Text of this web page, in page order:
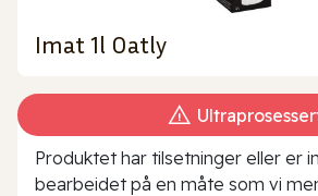
Imat 1l Oatly
Produktet har tilsetninger eller er
bearbeidet på en måte som vi